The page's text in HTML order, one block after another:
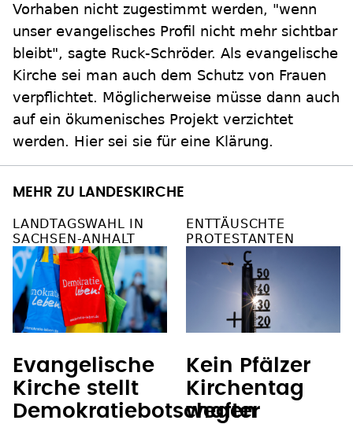
Vorhaben nicht zugestimmt werden, "wenn
unser evangelisches Profil nicht mehr sichtbar
bleibt", sagte Ruck-Schröder. Als evangelische
Kirche sei man auch dem Schutz von Frauen
verpflichtet. Möglicherweise müsse dann auch
auf ein ökumenisches Projekt verzichtet
werden. Hier sei sie für eine Klärung.
MEHR ZU LANDESKIRCHE
LANDTAGSWAHL IN
SACHSEN-ANHALT
Evangelische
Kirche stellt
Demokratiebotschafter
ENTTÄUSCHTE
PROTESTANTEN
Kein Pfälzer
Kirchentag
wegen